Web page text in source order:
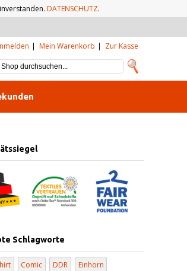
DATENSCHUTZ.
Mein Warenkorb Zur Kasse
Schlagworte
Comic DDR
Einhorn